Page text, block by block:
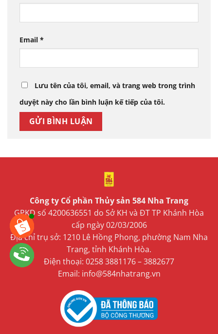
Email *
Lưu tên của tôi, email, và trang web trong trình
duyệt này cho lần bình luận kế tiếp của tôi.
Công ty Cổ phần Thủy sản 584 Nha Trang
GPKD số 4200636551 do Sở KH và ĐT TP Khánh Hòa
cấp ngày 02/03/2006
Địa chỉ trụ sở: 1210 Lê Hồng Phong, phường Nam Nha
Trang, tỉnh Khánh Hòa.
Điện thoại: 0258 3881176 – 3882677
Email: info@584nhatrang.vn